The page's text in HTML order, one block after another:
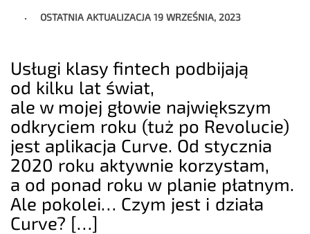
OSTATNIA AKTUALIZACJA19 WRZEŚNIA, 2023
Usługi klasy fintech podbijają
od kilku lat świat,
ale w mojej głowie największym
odkryciem roku (tuż po Revolucie)
jest aplikacja Curve. Od stycznia
2020 roku aktywnie korzystam,
a od ponad roku w planie płatnym.
Ale pokolei… Czym jest i działa
Curve? […]